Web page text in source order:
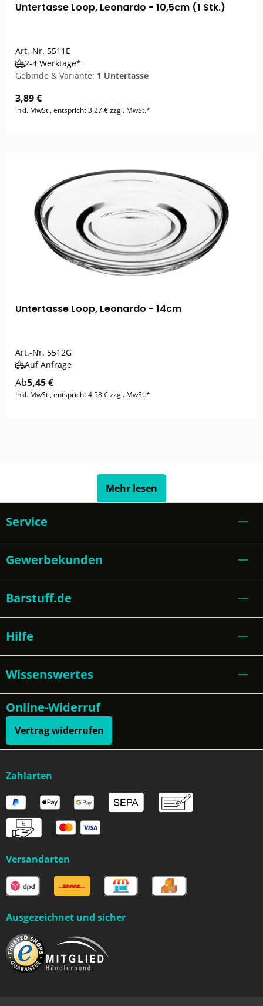
Untertasse Loop, Leonardo - 10,5cm (1 Stk.)
Art.-Nr. 5511E
2-4 Werktage*
Gebinde & Variante: 1 Untertasse
3,89 €
inkl. MwSt., entspricht 3,27 € zzgl. MwSt.*
Untertasse Loop, Leonardo - 14cm
Art.-Nr. 5512G
Auf Anfrage
Ab5,45 €
inkl. MwSt., entspricht 4,58 € zzgl. MwSt.*
Mehr lesen
Service
Gewerbekunden
Barstuff.de
Hilfe
Wissenswertes
Online-Widerruf
Vertrag widerrufen
Zahlarten
Versandarten
Ausgezeichnet und sicher